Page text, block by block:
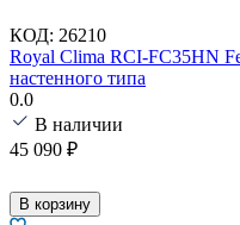
КОД: 26210
Royal Clima RCI-FC35HN
настенного типа
0.0
В наличии
45 090 ₽
В корзину